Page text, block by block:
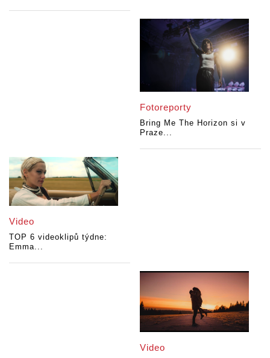
Fotoreporty
Bring Me The Horizon si v
Praze...
Video
TOP 6 videoklipů týdne:
Emma...
Video